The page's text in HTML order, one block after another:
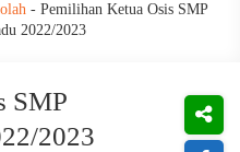
- Pemilihan Ketua Osis SMP
2022/2023
SMP
2023